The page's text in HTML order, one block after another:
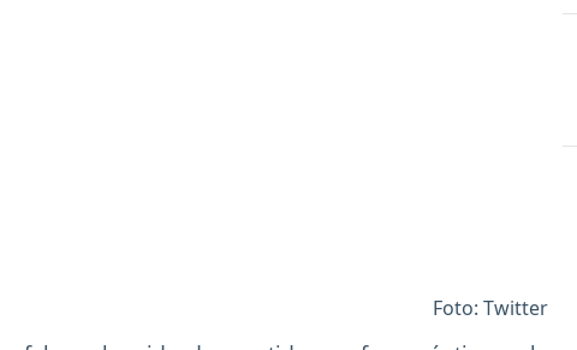
Foto: Twitter